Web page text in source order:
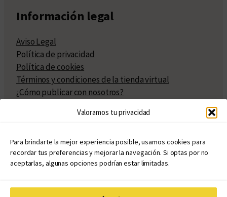
Valoramos tu privacidad
Para brindarte la mejor experiencia posible, usamos cookies para
recordar tus preferencias y mejorar la navegación. Si optas por no
aceptarlas, algunas opciones podrían estar limitadas.
Información legal
Aviso Legal
Política de privacidad
Política de cookies
Términos y condiciones de la tienda virtual
¿Cómo publicar con nosotros?
Políticas de publicación
Políticas de coedición
Atribuciones